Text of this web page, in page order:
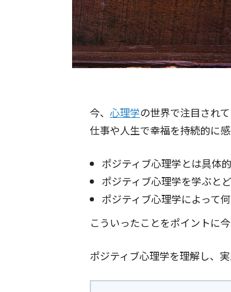
今、 心理学の世界で注目され
仕事や人生で幸福を持続的に
ポジティブ心理学とは具体
ポジティブ心理学を学ぶとど
ポジティブ心理学によって
こういったことをポイントに
ポジティブ心理学を理解し、実